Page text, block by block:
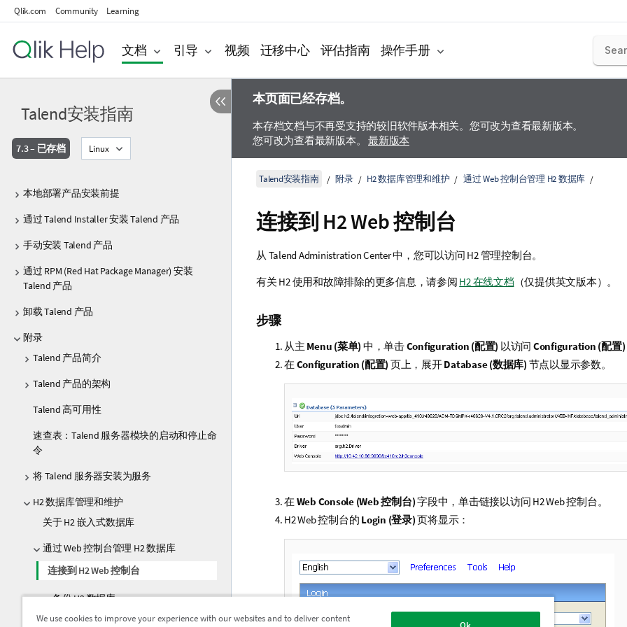
Qlik.com Community Learning
文档 引导 视频 迁移中心 评估指南 操作手册
Talend安装指南
7.3 – 已存档 Linux
本地部署产品安装前提
通过 Talend Installer 安装 Talend 产品
手动安装 Talend 产品
通过 RPM (Red Hat Package Manager) 安装
Talend 产品
卸载 Talend 产品
附录
Talend 产品简介
Talend 产品的架构
Talend 高可用性
速查表：Talend 服务器模块的启动和停止命
令
将 Talend 服务器安装为服务
H2 数据库管理和维护
关于 H2 嵌入式数据库
通过 Web 控制台管理 H2 数据库
连接到 H2 Web 控制台
备份 H2 数据库
本页面已经存档。
本存档文档与不再受支持的较旧软件版本相关。您可改为查看最新版本。
您可改为查看最新版本。 最新版本
Talend安装指南 附录 H2 数据库管理和维护 通过 Web 控制台管理 H2 数据库
连接到 H2 Web 控制台
从 Talend Administration Center中，您可以访问 H2 管理控制台。
有关 H2 使用和故障排除的更多信息，请参阅 H2 在线文档 （仅提供英文版本） 。
步骤
从主 Menu (菜单) 中，单击Configuration (配置) 以访问 Configuration (配置)
在 Configuration (配置) 页上，展开Database (数据库) 节点以显示参数。
在 Web Console (Web 控制台)字段中，单击链接以访问 H2 Web 控制台。
H2 Web 控制台的 Login (登录)页将显示：
We use cookies to improve your experience with our websites and to deliver content